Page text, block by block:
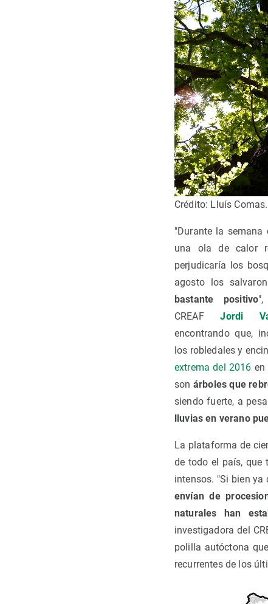
Crédito: Lluís Comas.
"Durante la
una ola de calor
perjudicaría los
agosto los
bastante positivo
CREAFJordi
encontrando que,
los robledales y
extrema del 2016 en
son árboles que
siendo fuerte, a
lluvias en verano
La plataforma de
de todo el país, que
intensos. "Si bien
envían de
naturales han
investigadora del
polilla autóctona
recurrentes de los